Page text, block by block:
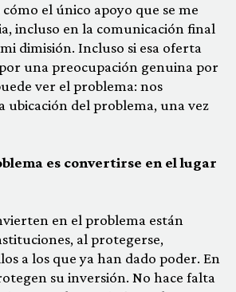
el único apoyo que se me
incluso en la comunicación final
dimisión. Incluso si esa oferta
una preocupación genuina por
ver el problema: nos
ubicación del problema, una vez
es convertirse en el lugar
en el problema están
al protegerse,
a los que ya han dado poder. En
su inversión. No hace falta